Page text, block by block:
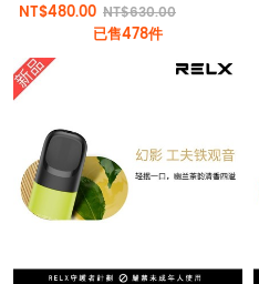
NT$480.00 NT$630.00
已售478件